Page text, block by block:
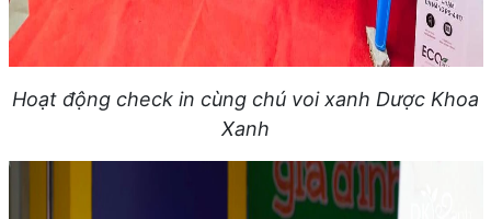
Hoạt động check in cùng chú voi xanh Dược Khoa
Xanh